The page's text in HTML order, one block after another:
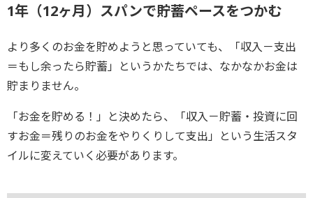
1年（12ヶ月）スパンで貯蓄ペースをつかむ
より多くのお金を貯めようと思っていても、「収入－支出
＝もし余ったら貯蓄」というかたちでは、なかなかお金は
貯まりません。
「お金を貯める！」と決めたら、「収入－貯蓄・投資に回
すお金＝残りのお金をやりくりして支出」という生活スタ
イルに変えていく必要があります。